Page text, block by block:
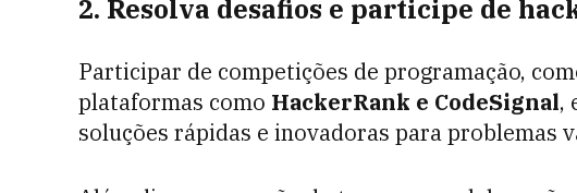
2. Resolva desafios e participe de
Participar de competições de programação,
plataformas como HackerRank e CodeSignal,
soluções rápidas e inovadoras para problemas